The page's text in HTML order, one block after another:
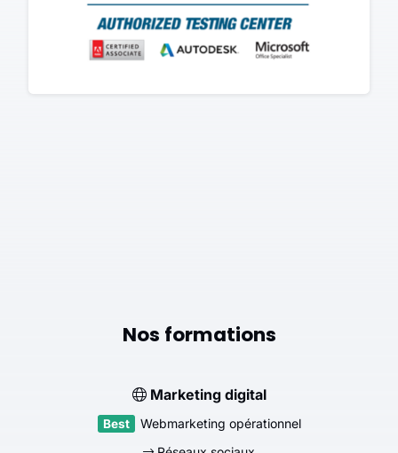
Nos formations
Marketing digital
Webmarketing opérationnel